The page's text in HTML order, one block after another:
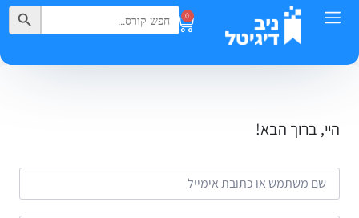
0
Search
for:
Search Button
היי, ברוך הבא!